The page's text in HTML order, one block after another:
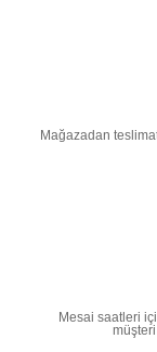
Mağazadan
Mesai saatleri